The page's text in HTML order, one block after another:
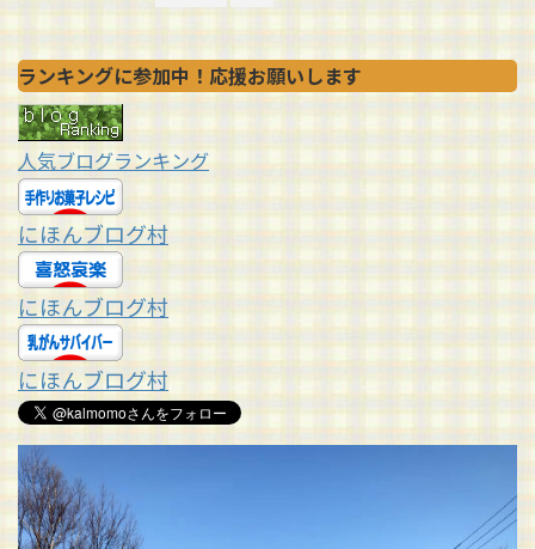
ランキングに参加中！応援お願いします
人気ブログランキング
にほんブログ村
にほんブログ村
にほんブログ村